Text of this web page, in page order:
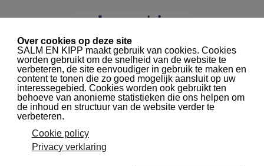
NAVIGATIE
Home Wishlist products Lijst Producten
WENSENLIJST